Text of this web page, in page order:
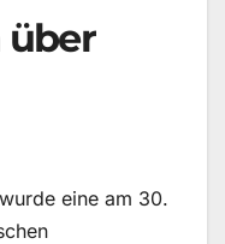
über
eine am 30.